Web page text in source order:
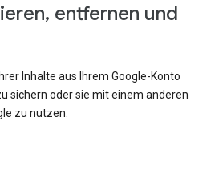
entfernen und
Inhalte aus Ihrem Google-Konto
sichern oder sie mit einem anderen
zu nutzen.